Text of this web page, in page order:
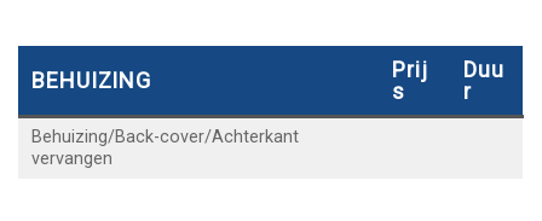
BEHUIZING
Prij
S
Duu
R
Behuizing/Back-cover/Achterkant
vervangen